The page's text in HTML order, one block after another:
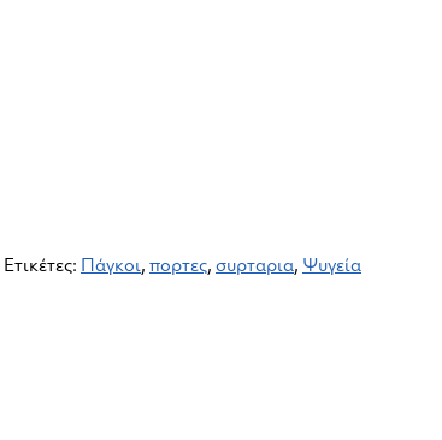
Ετικέτες: Πάγκοι, πορτες, συρταρια, Ψυγεία